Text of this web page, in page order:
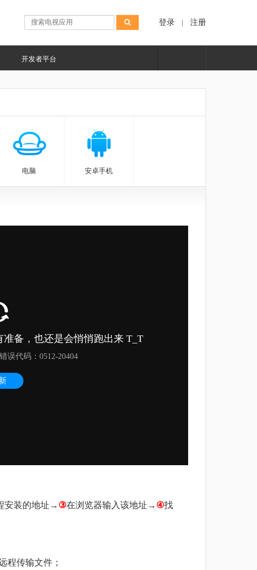
登录 注册
开发者平台
电脑 安卓手机
安装的地址→ ③在浏览器输入该地址→ ④找
程传输文件；